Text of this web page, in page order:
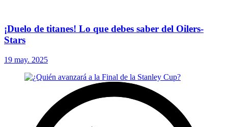
¡Duelo de titanes! Lo que debes saber del Oilers-
Stars
19 may. 2025